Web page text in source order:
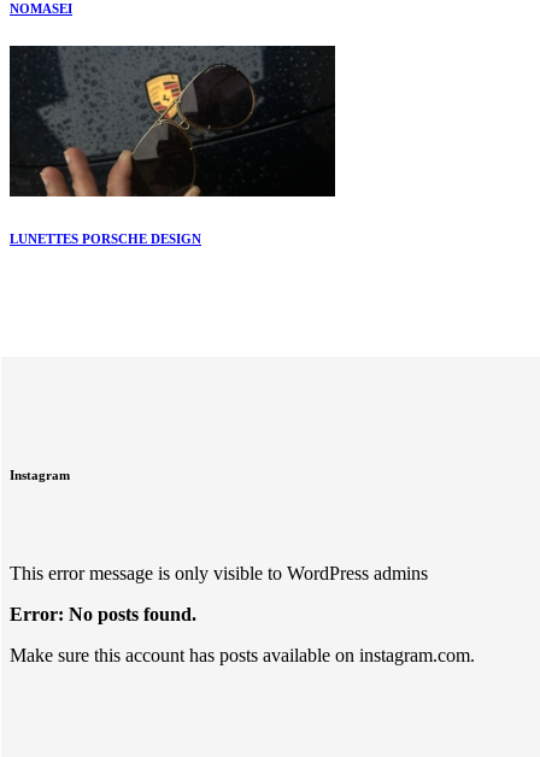
NOMASEI
LUNETTES PORSCHE DESIGN
Instagram
This error message is only visible to WordPress admins
Error: No posts found.
Make sure this account has posts available on instagram.com.